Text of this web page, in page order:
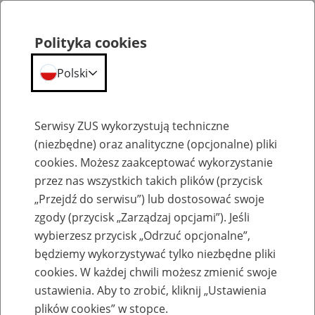
Emerytury
Baza zlikwidowanych lub
przekształconych zakładów pracy
Polityka cookies
Polski
Serwisy ZUS wykorzystują techniczne
(niezbędne) oraz analityczne (opcjonalne) pliki
cookies. Możesz zaakceptować wykorzystanie
przez nas wszystkich takich plików (przycisk
„Przejdź do serwisu”) lub dostosować swoje
zgody (przycisk „Zarządzaj opcjami”). Jeśli
wybierzesz przycisk „Odrzuć opcjonalne”,
będziemy wykorzystywać tylko niezbędne pliki
cookies. W każdej chwili możesz zmienić swoje
ustawienia. Aby to zrobić, kliknij „Ustawienia
plików cookies” w stopce.